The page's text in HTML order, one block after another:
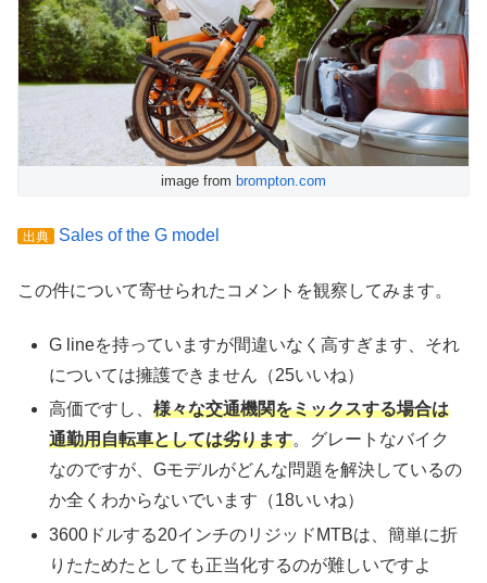
image from brompton.com
出典 Sales of the G model
この件について寄せられたコメントを観察してみます。
G lineを持っていますが間違いなく高すぎます、それ
については擁護できません（25いいね）
高価ですし、様々な交通機関をミックスする場合は
通勤用自転車としては劣ります。グレートなバイク
なのですが、Gモデルがどんな問題を解決しているの
か全くわからないでいます（18いいね）
3600ドルする20インチのリジッドMTBは、簡単に折
りたためたとしても正当化するのが難しいですよ